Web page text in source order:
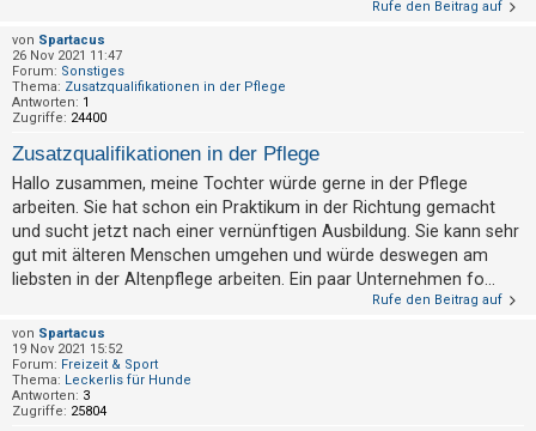
Rufe den Beitrag auf
von Spartacus
26 Nov 2021 11:47
Forum: Sonstiges
Thema: Zusatzqualifikationen in der Pflege
Antworten: 1
Zugriffe: 24400
Zusatzqualifikationen in der Pflege
Hallo zusammen, meine Tochter würde gerne in der Pflege
arbeiten. Sie hat schon ein Praktikum in der Richtung gemacht
und sucht jetzt nach einer vernünftigen Ausbildung. Sie kann sehr
gut mit älteren Menschen umgehen und würde deswegen am
liebsten in der Altenpflege arbeiten. Ein paar Unternehmen fo...
Rufe den Beitrag auf
von Spartacus
19 Nov 2021 15:52
Forum: Freizeit & Sport
Thema: Leckerlis für Hunde
Antworten: 3
Zugriffe: 25804